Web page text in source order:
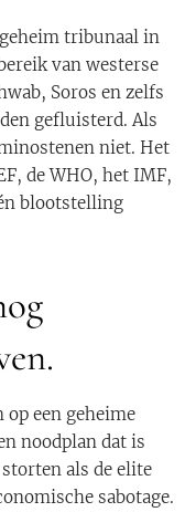
tribunaal in
van westerse
Soros en zelfs
gefluisterd. Als
niet. Het
de WHO, het IMF,
blootstelling
een geheime
noodplan dat is
als de elite
sabotage.